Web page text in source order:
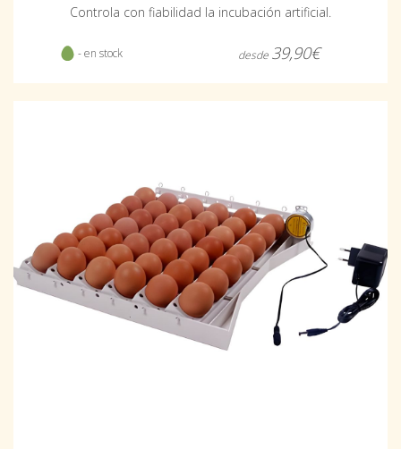
Controla con fiabilidad la incubación artificial.
- en stock desde 39,90€